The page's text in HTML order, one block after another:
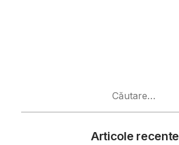
Articole recente